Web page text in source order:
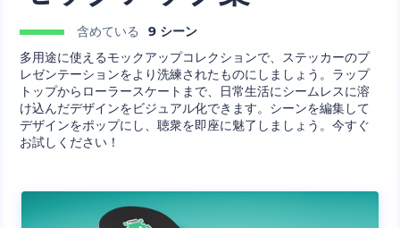
含めている
9 シーン
多用途に使えるモックアップコレクションで、ステッカーのプ
レゼンテーションをより洗練されたものにしましょう。ラップ
トップからローラースケートまで、日常生活にシームレスに溶
け込んだデザインをビジュアル化できます。シーンを編集して
デザインをポップにし、聴衆を即座に魅了しましょう。今すぐ
お試しください！